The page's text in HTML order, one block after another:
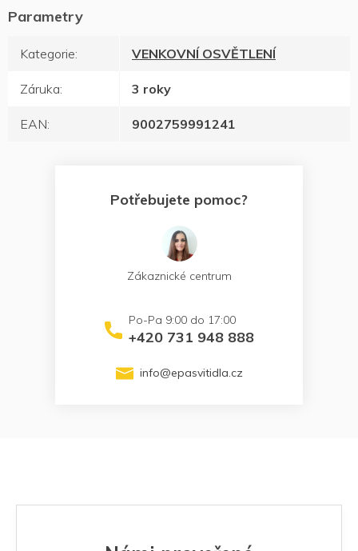
Kategorie: VENKOVNÍ OSVĚTLENÍ
Záruka: 3 roky
EAN: 9002759991241
Potřebujete pomoc?
Zákaznické centrum
+420 731 948 888
info@epasvitidla.cz